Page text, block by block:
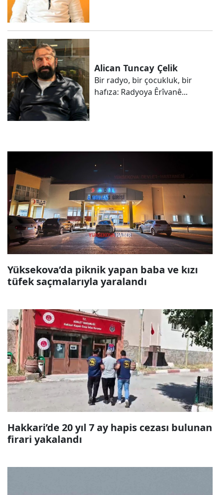
Alican Tuncay Çelik
Bir radyo, bir çocukluk, bir
hafıza: Radyoya Êrîvanê...
Yüksekova’da piknik yapan baba ve kızı
tüfek saçmalarıyla yaralandı
Hakkari’de 20 yıl 7 ay hapis cezası bulunan
firari yakalandı